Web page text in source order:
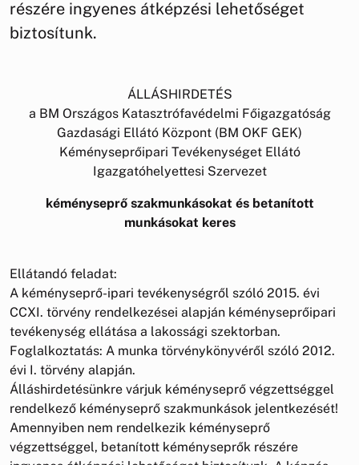
részére ingyenes átképzési lehetőséget
biztosítunk.
ÁLLÁSHIRDETÉS
a BM Országos Katasztrófavédelmi Főigazgatóság
Gazdasági Ellátó Központ (BM OKF GEK)
Kéményseprőipari Tevékenységet Ellátó
Igazgatóhelyettesi Szervezet
kéményseprő szakmunkásokat és betanított
munkásokat keres
Ellátandó feladat:
A kéményseprő-ipari tevékenységről szóló 2015. évi
CCXI. törvény rendelkezései alapján kéményseprőipari
tevékenység ellátása a lakossági szektorban.
Foglalkoztatás: A munka törvénykönyvéről szóló 2012.
évi I. törvény alapján.
Álláshirdetésünkre várjuk kéményseprő végzettséggel
rendelkező kéményseprő szakmunkások jelentkezését!
Amennyiben nem rendelkezik kéményseprő
végzettséggel, betanított kéményseprők részére